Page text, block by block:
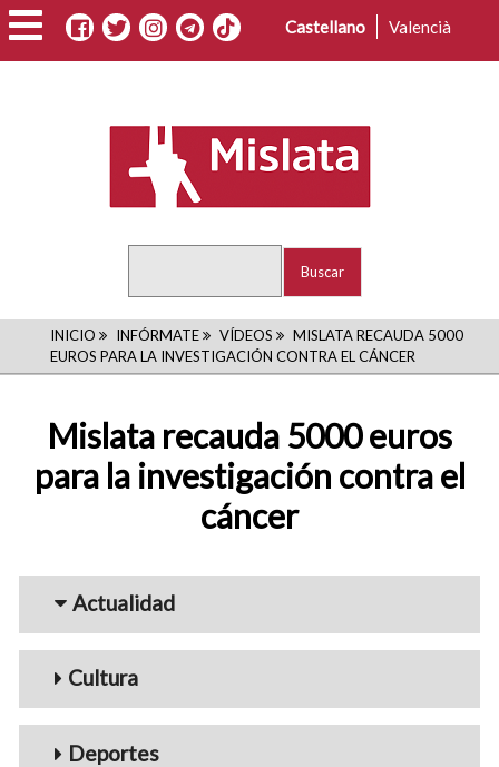
Pasar
al
contenido
Castellano Valencià
RUTA
DE
NAVEGACIÓN
INICIO INFÓRMATE VÍDEOS
MISLATA RECAUDA 5000
EUROS PARA LA INVESTIGACIÓN CONTRA EL CÁNCER
Mislata recauda 5000 euros
para la investigación contra el
cáncer
Menu_Videos
Actualidad
Cultura
Deportes